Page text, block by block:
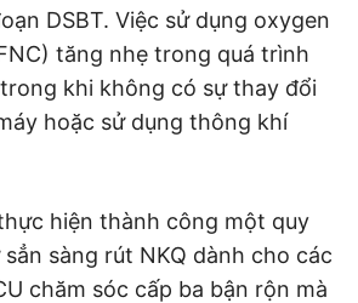
DSBT. Việc sử dụng oxygen
tăng nhẹ trong quá trình
khi không có sự thay đổi
hoặc sử dụng thông khí
hiện thành công một quy
sàng rút NKQ dành cho các
chăm sóc cấp ba bận rộn mà